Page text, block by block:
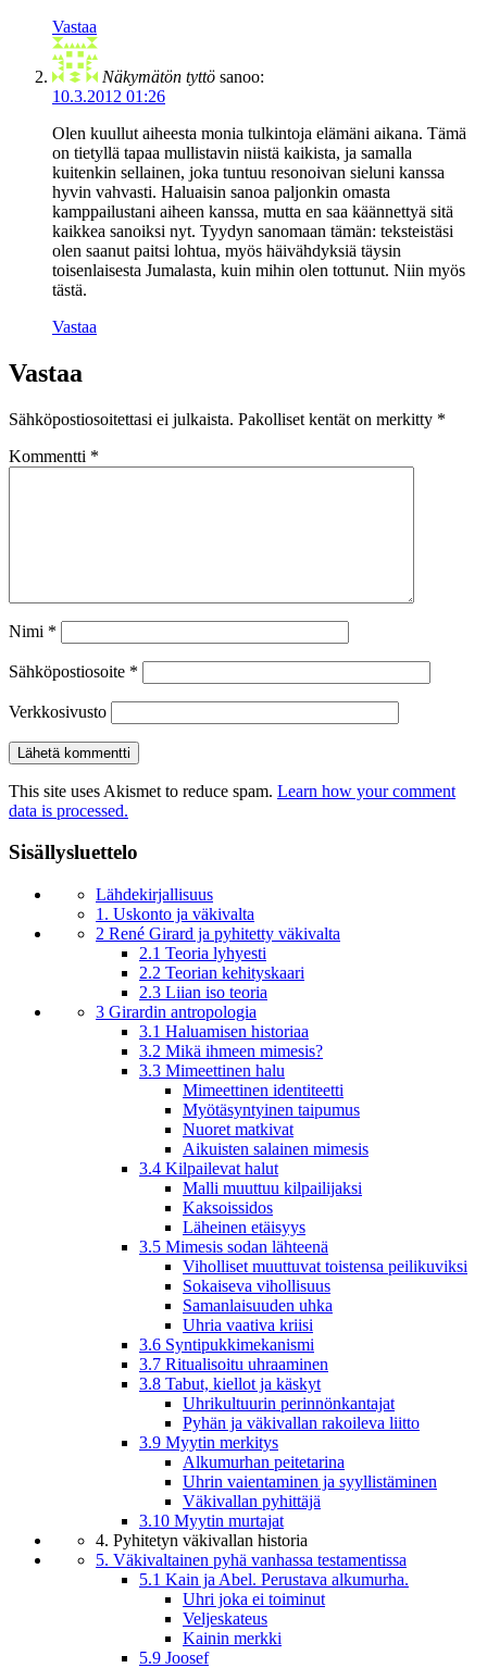
Vastaa
Näkymätön tyttö sanoo:
10.3.2012 01:26
Olen kuullut aiheesta monia tulkintoja elämäni aikana. Tämä
on tietyllä tapaa mullistavin niistä kaikista, ja samalla
kuitenkin sellainen, joka tuntuu resonoivan sieluni kanssa
hyvin vahvasti. Haluaisin sanoa paljonkin omasta
kamppailustani aiheen kanssa, mutta en saa käännettyä sitä
kaikkea sanoiksi nyt. Tyydyn sanomaan tämän: teksteistäsi
olen saanut paitsi lohtua, myös häivähdyksiä täysin
toisenlaisesta Jumalasta, kuin mihin olen tottunut. Niin myös
tästä.
Vastaa
Vastaa
Sähköpostiosoitettasi ei julkaista. Pakolliset kentät on merkitty *
Kommentti *
Nimi *
Sähköpostiosoite *
Verkkosivusto
This site uses Akismet to reduce spam. Learn how your comment
data is processed.
Sisällysluettelo
Lähdekirjallisuus
1. Uskonto ja väkivalta
2 René Girard ja pyhitetty väkivalta
2.1 Teoria lyhyesti
2.2 Teorian kehityskaari
2.3 Liian iso teoria
3 Girardin antropologia
3.1 Haluamisen historiaa
3.2 Mikä ihmeen mimesis?
3.3 Mimeettinen halu
Mimeettinen identiteetti
Myötäsyntyinen taipumus
Nuoret matkivat
Aikuisten salainen mimesis
3.4 Kilpailevat halut
Malli muuttuu kilpailijaksi
Kaksoissidos
Läheinen etäisyys
3.5 Mimesis sodan lähteenä
Viholliset muuttuvat toistensa peilikuviksi
Sokaiseva vihollisuus
Samanlaisuuden uhka
Uhria vaativa kriisi
3.6 Syntipukkimekanismi
3.7 Ritualisoitu uhraaminen
3.8 Tabut, kiellot ja käskyt
Uhrikultuurin perinnönkantajat
Pyhän ja väkivallan rakoileva liitto
3.9 Myytin merkitys
Alkumurhan peitetarina
Uhrin vaientaminen ja syyllistäminen
Väkivallan pyhittäjä
3.10 Myytin murtajat
4. Pyhitetyn väkivallan historia
5. Väkivaltainen pyhä vanhassa testamentissa
5.1 Kain ja Abel. Perustava alkumurha.
Uhri joka ei toiminut
Veljeskateus
Kainin merkki
5.9 Joosef